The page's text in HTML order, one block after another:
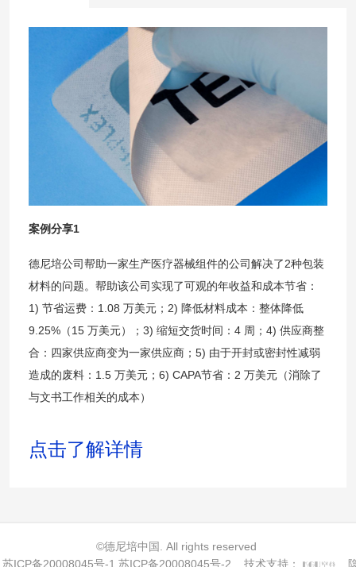
案例分享1
德尼培公司帮助一家生产医疗器械组件的公司解决了2种包装
材料的问题。帮助该公司实现了可观的年收益和成本节省：
1) 节省运费：1.08 万美元；2) 降低材料成本：整体降低
9.25%（15 万美元）；3) 缩短交货时间：4 周；4) 供应商整
合：四家供应商变为一家供应商；5) 由于开封或密封性减弱
造成的废料：1.5 万美元；6) CAPA节省：2 万美元（消除了
与文书工作相关的成本）
点击了解详情
©德尼培中国. All rights reserved
苏ICP备20008045号-1 苏ICP备20008045号-2
技术支持：